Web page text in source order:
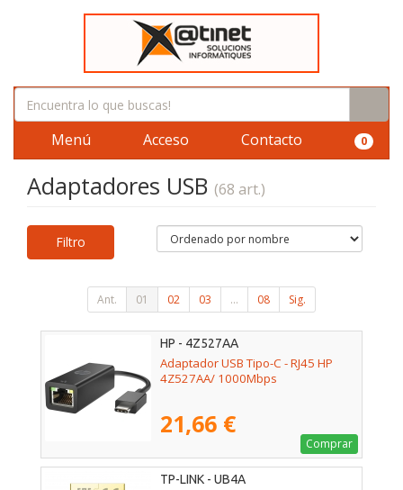
Menú Acceso Contacto 0
Adaptadores USB (68 art.)
Filtro
Ant. 01 02 03 ... 08 Sig.
HP - 4Z527AA
Adaptador USB Tipo-C - RJ45 HP
4Z527AA/ 1000Mbps
21,66 €
Comprar
TP-LINK - UB4A